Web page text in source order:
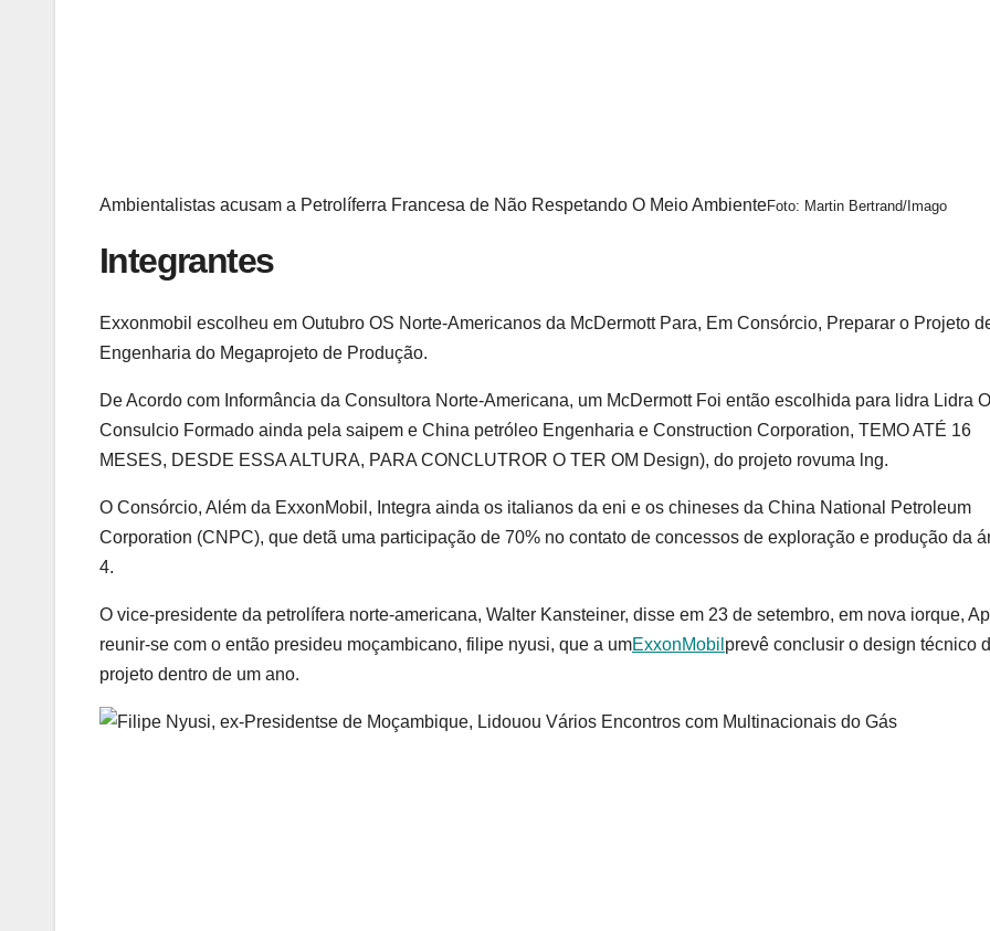
Ambientalistas acusam a Petrolíferra Francesa de Não Respetando O Meio AmbienteFoto: Martin Bertrand/Imago
Integrantes
Exxonmobil escolheu em Outubro OS Norte-Americanos da McDermott Para, Em Consórcio, Preparar o Projeto
Engenharia do Megaprojeto de Produção.
De Acordo com Informância da Consultora Norte-Americana, um McDermott Foi então escolhida para lidra Lidra O
Consulcio Formado ainda pela saipem e China petróleo Engenharia e Construction Corporation, TEMO ATÉ 16
MESES, DESDE ESSA ALTURA, PARA CONCLUTROR O TER OM Design), do projeto rovuma lng.
O Consórcio, Além da ExxonMobil, Integra ainda os italianos da eni e os chineses da China National Petroleum
Corporation (CNPC), que detã uma participação de 70% no contato de concessos de exploração e produção da
4.
O vice-presidente da petrolífera norte-americana, Walter Kansteiner, disse em 23 de setembro, em nova iorque,
reunir-se com o então presideu moçambicano, filipe nyusi, que a umExxonMobil prevê conclusir o design técnico
projeto dentro de um ano.